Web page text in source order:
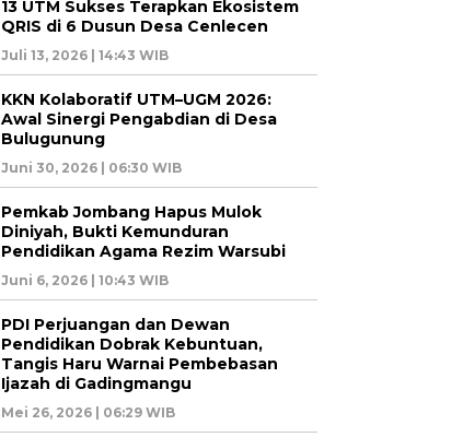
13 UTM Sukses Terapkan Ekosistem
QRIS di 6 Dusun Desa Cenlecen
Juli 13, 2026 | 14:43 WIB
KKN Kolaboratif UTM–UGM 2026:
Awal Sinergi Pengabdian di Desa
Bulugunung
Juni 30, 2026 | 06:30 WIB
Pemkab Jombang Hapus Mulok
Diniyah, Bukti Kemunduran
Pendidikan Agama Rezim Warsubi
Juni 6, 2026 | 10:43 WIB
PDI Perjuangan dan Dewan
Pendidikan Dobrak Kebuntuan,
Tangis Haru Warnai Pembebasan
Ijazah di Gadingmangu
Mei 26, 2026 | 06:29 WIB